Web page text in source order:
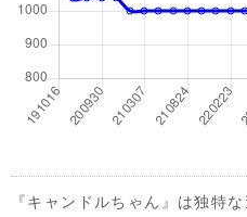
『キャンドルちゃん』は独特